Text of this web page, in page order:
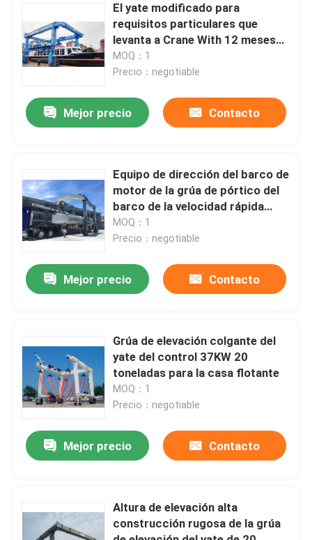
Productos
Vídeos
Sobre nosotros
Control de calidad
Éntrenos en contacto con
Pida una cita
Carro de la transferencia del AGV
El yate modificado para
requisitos particulares que
levanta a Crane With 12 meses
de garantía actúa fácilmente
MOQ：1
Precio：negotiable
Mejor precio Contacto
Equipo de dirección del barco de
motor de la grúa de pórtico del
barco de la velocidad rápida
2M/S 37KW
MOQ：1
Precio：negotiable
Mejor precio Contacto
Grúa de elevación colgante del
yate del control 37KW 20
toneladas para la casa flotante
MOQ：1
Precio：negotiable
Mejor precio Contacto
Altura de elevación alta
construcción rugosa de la grúa